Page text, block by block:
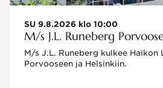
SU 9.8.2026 klo 10:00
M/s J.L. Runeberg
M/s J.L. Runeberg kulkee Haikon
Porvooseen ja Helsinkiin.